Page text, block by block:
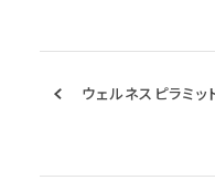
ウェルネスピラミッ